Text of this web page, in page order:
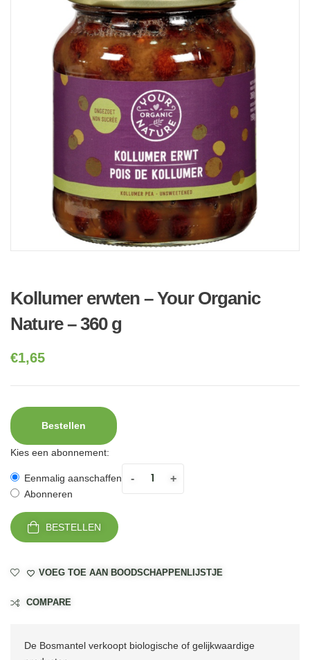
Kollumer erwten – Your Organic
Nature – 360 g
€1,65
Bestellen
Kies een abonnement:
Eenmalig aanschaffen
Abonneren
- +
BESTELLEN
VOEG TOE AAN BOODSCHAPPENLIJSTJE
COMPARE
De Bosmantel verkoopt biologische of gelijkwaardige